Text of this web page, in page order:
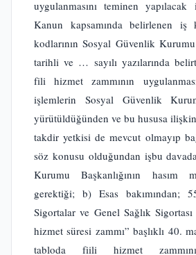
uygulanmasını teminen
Kanun kapsamında belirlenen iş
kodlarının Sosyal Güvenlik
tarihli ve … sayılı yazılarında
fili hizmet zammının
işlemlerin Sosyal Güvenlik
yürütüldüğünden ve bu hususa
takdir yetkisi de mevcut olmayıp
söz konusu olduğundan işbu
Kurumu Başkanlığının hasım
gerektiği; b) Esas bakımından;
Sigortalar ve Genel Sağlık
hizmet süresi zammı” başlıklı 40.
tabloda fiili hizmet